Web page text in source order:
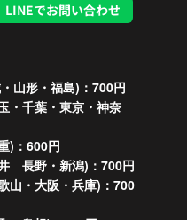
LINEでお問い合わせ
山形・福島)：700円
・千葉・東京・神奈
)：600円
長野・新潟)：700円
山・大阪・兵庫)：700